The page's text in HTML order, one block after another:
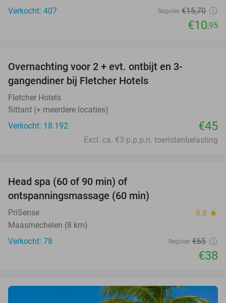
Verkocht: 407
Regulier €15,70
€10,95
Overnachting voor 2 + evt. ontbijt en 3-
gangendiner bij Fletcher Hotels
Fletcher Hotels
Sittard (+ meerdere locaties)
Verkocht: 18.192
€45
Excl. ca. €3 p.p.p.n. toeristenbelasting
Head spa (60 of 90 min) of
ontspanningsmassage (60 min)
PriSense 9.8 star
Maasmechelen (8 km)
Verkocht: 78
Regulier €65
€38